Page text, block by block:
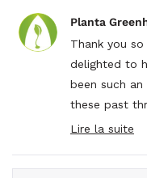
Planta
Thank you
delighted to
been such
these past
absolutely
are thriving
Lire la suite
more
about